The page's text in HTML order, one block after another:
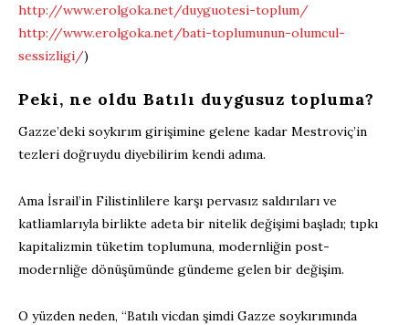
http://www.erolgoka.net/duyguotesi-toplum/
http://www.erolgoka.net/bati-toplumunun-olumcul-
sessizligi/)
Peki, ne oldu Batılı duygusuz topluma?
Gazze’deki soykırım girişimine gelene kadar Mestroviç’in
tezleri doğruydu diyebilirim kendi adıma.
Ama İsrail’in Filistinlilere karşı pervasız saldırıları ve
katliamlarıyla birlikte adeta bir nitelik değişimi başladı; tıpkı
kapitalizmin tüketim toplumuna, modernliğin post-
modernliğe dönüşümünde gündeme gelen bir değişim.
O yüzden neden, “Batılı vicdan şimdi Gazze soykırımında